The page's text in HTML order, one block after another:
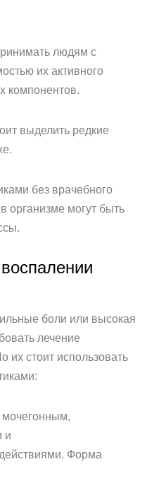
людям с
их активного
компонентов.
выделить редкие
без врачебного
организме могут быть
боли или высокая
лечение
их стоит использовать
мочегонным,
и
Форма